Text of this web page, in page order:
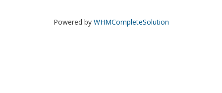
Powered by WHMCompleteSolution